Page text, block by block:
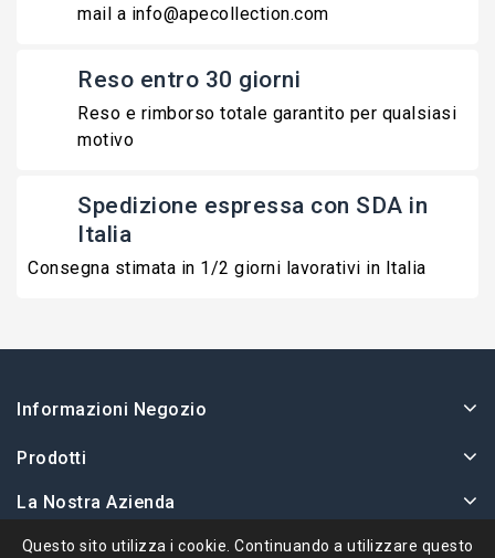
mail a info@apecollection.com
Reso entro 30 giorni
Reso e rimborso totale garantito per qualsiasi
motivo
Spedizione espressa con SDA in
Italia
Consegna stimata in 1/2 giorni lavorativi in Italia
Informazioni Negozio
Prodotti
La Nostra Azienda
Il Tuo Account
Questo sito utilizza i cookie. Continuando a utilizzare questo